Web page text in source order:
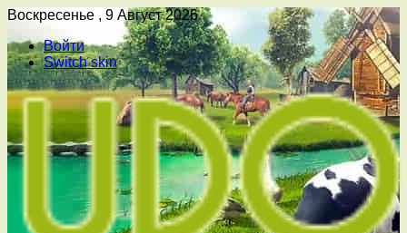
Воскресенье , 9 Август 2026
Войти
Switch skin